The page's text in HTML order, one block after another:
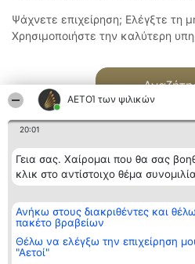
ΑΕΤΟΊ των ψιλικών
20:01
Γεια σας. Χαίρομαι που θα σας
κλικ στο αντίστοιχο θέμα
Ανήκω στους διακριθέντες και
πακέτο βραβείων
Θέλω να ελέγξω την επιχείρηση
"Αετοί"
Ψάχνετε επιχείρηση; Ελέγξτε τη
Χρησιμοποιήστε την καλύτερη
Διοργανωτής της
κατάταξης
BEAUTIFUL COMPANY
ΤΗΛ. ΕΠΙΚΟΙΝΩΝΙΑΣ:
2104128019
Κατάταξη
Διακριθέντες
των